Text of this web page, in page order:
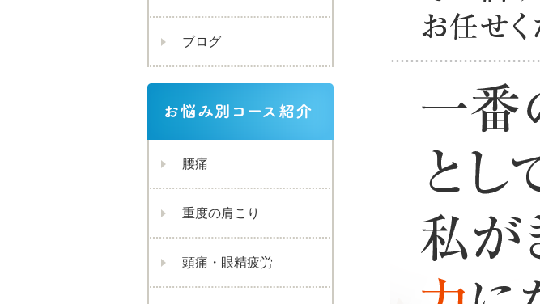
ブログ
腰痛
重度の肩こり
頭痛・眼精疲労